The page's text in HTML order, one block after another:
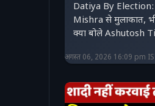
Datiya By
Mishra से मुलाकात,
क्या बोले Ashutosh
अगस्त 06, 2026 16:09 pm